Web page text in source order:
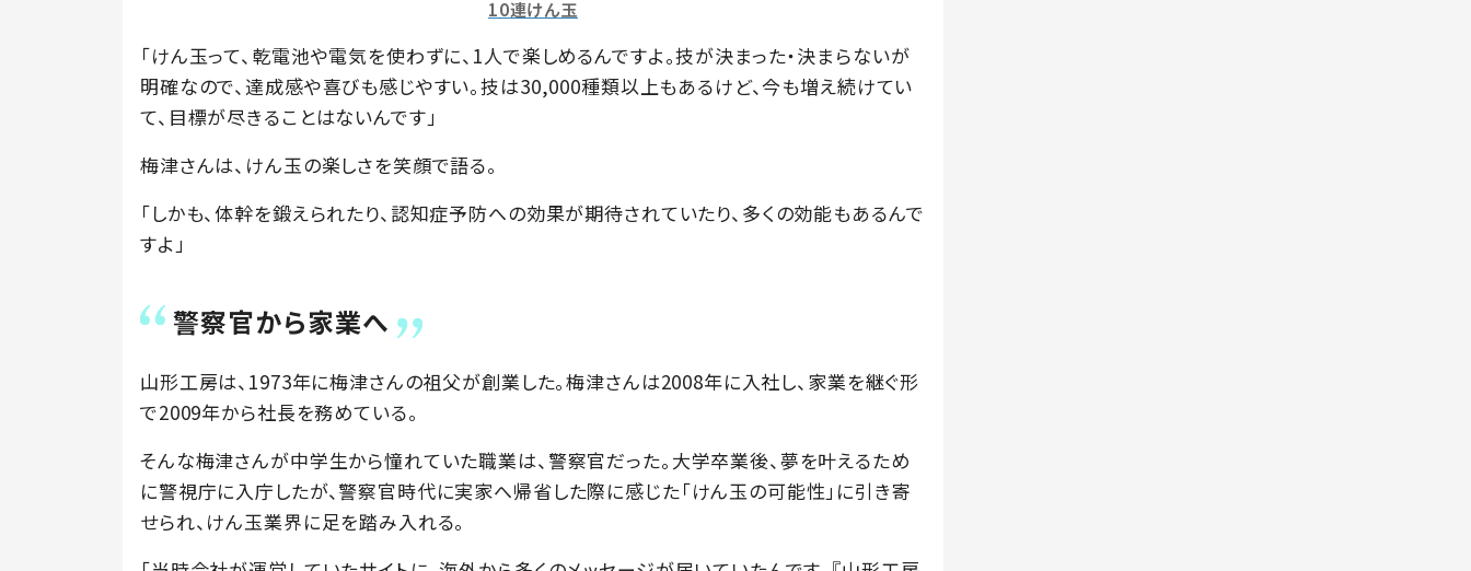
10連けん玉
「けん玉って、乾電池や電気を使わずに、1人で楽しめるんですよ。技が決まった・決まらないが
明確なので、達成感や喜びも感じやすい。技は30,000種類以上もあるけど、今も増え続けてい
て、目標が尽きることはないんです」
梅津さんは、けん玉の楽しさを笑顔で語る。
「しかも、体幹を鍛えられたり、認知症予防への効果が期待されていたり、多くの効能もあるんで
すよ」
警察官から家業へ
山形工房は、1973年に梅津さんの祖父が創業した。梅津さんは2008年に入社し、家業を継ぐ形
で2009年から社長を務めている。
そんな梅津さんが中学生から憧れていた職業は、警察官だった。大学卒業後、夢を叶えるため
に警視庁に入庁したが、警察官時代に実家へ帰省した際に感じた「けん玉の可能性」に引き寄
せられ、けん玉業界に足を踏み入れる。